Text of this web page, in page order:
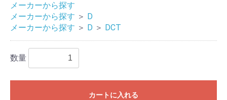
メーカーから探す
メーカーから探す ＞ D
メーカーから探す ＞ D ＞ DCT
数量
カートに入れる